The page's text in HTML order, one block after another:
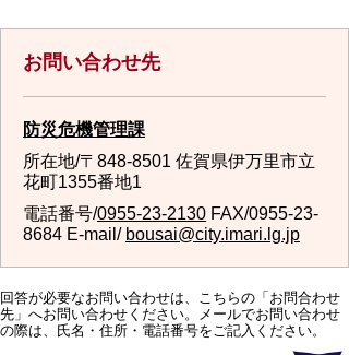
お問い合わせ先
防災危機管理課
所在地/〒848-8501 佐賀県伊万里市立
花町1355番地1
電話番号/0955-23-2130 FAX/0955-23-
8684 E-mail/ bousai@city.imari.lg.jp
回答が必要なお問い合わせは、こちらの「お問合わせ
先」へお問い合わせください。メールでお問い合わせ
の際は、氏名・住所・電話番号をご記入ください。